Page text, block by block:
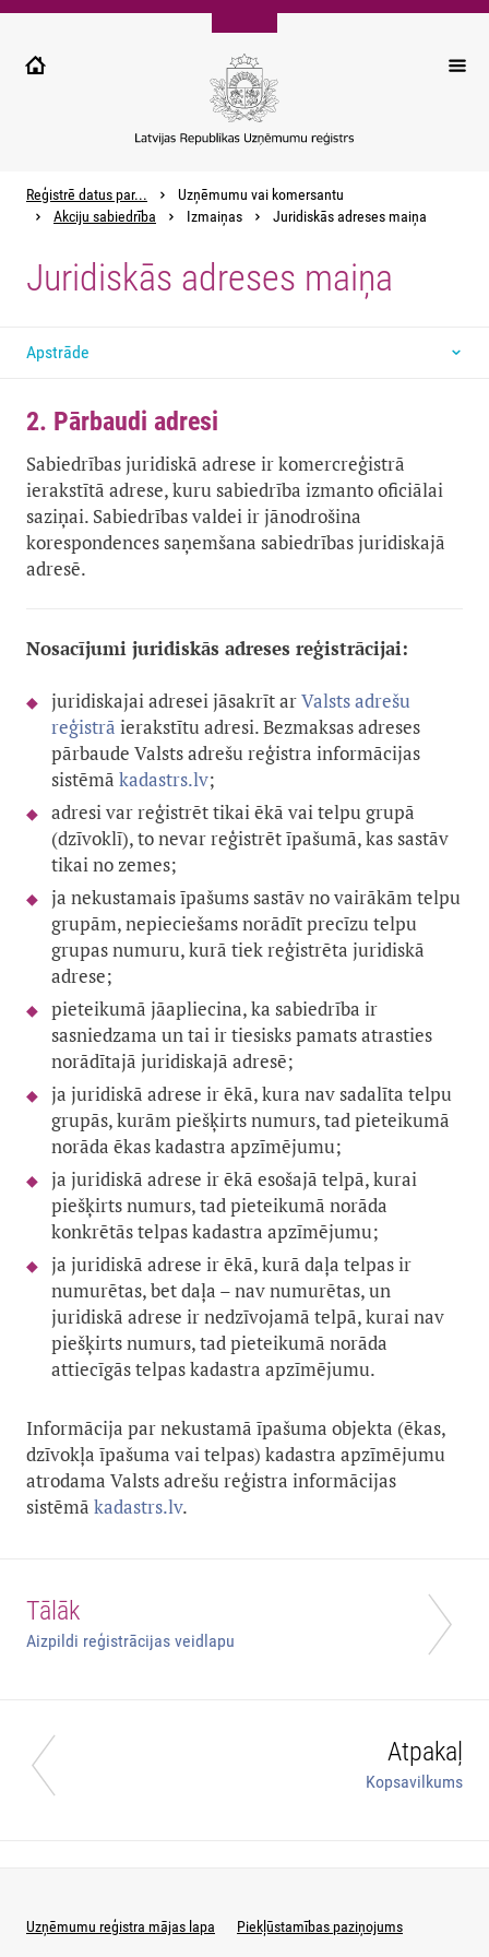
Pārlekt
galveno
Reģistrē datus par...
Uzņēmumu vai komersantu
Akciju sabiedrība
Izmaiņas Juridiskās adreses maiņa
Juridiskās adreses maiņa
Apstrāde
2. Pārbaudi adresi
Sabiedrības juridiskā adrese ir komercreģistrā
ierakstītā adrese, kuru sabiedrība izmanto oficiālai
saziņai. Sabiedrības valdei ir jānodrošina
korespondences saņemšana sabiedrības juridiskajā
adresē.
Nosacījumi juridiskās adreses reģistrācijai:
juridiskajai adresei jāsakrīt arValsts adrešu
reģistrā ierakstītu adresi. Bezmaksas adreses
pārbaude Valsts adrešu reģistra informācijas
sistēmā kadastrs.lv;
adresi var reģistrēt tikai ēkā vai telpu grupā
(dzīvoklī), to nevar reģistrēt īpašumā, kas sastāv
tikai no zemes;
ja nekustamais īpašums sastāv no vairākām telpu
grupām, nepieciešams norādīt precīzu telpu
grupas numuru, kurā tiek reģistrēta juridiskā
adrese;
pieteikumā jāapliecina, ka sabiedrība ir
sasniedzama un tai ir tiesisks pamats atrasties
norādītajā juridiskajā adresē;
ja juridiskā adrese ir ēkā, kura nav sadalīta telpu
grupās, kurām piešķirts numurs, tad pieteikumā
norāda ēkas kadastra apzīmējumu;
ja juridiskā adrese ir ēkā esošajā telpā, kurai
piešķirts numurs, tad pieteikumā norāda
konkrētās telpas kadastra apzīmējumu;
ja juridiskā adrese ir ēkā, kurā daļa telpas ir
numurētas, bet daļa – nav numurētas, un
juridiskā adrese ir nedzīvojamā telpā, kurai nav
piešķirts numurs, tad pieteikumā norāda
attiecīgās telpas kadastra apzīmējumu.
Informācija par nekustamā īpašuma objekta (ēkas,
dzīvokļa īpašuma vai telpas) kadastra apzīmējumu
atrodama Valsts adrešu reģistra informācijas
sistēmā kadastrs.lv.
Tālāk
Aizpildi reģistrācijas veidlapu
Atpakaļ
Kopsavilkums
Uzņēmumu reģistra mājas lapa Piekļūstamības paziņojums